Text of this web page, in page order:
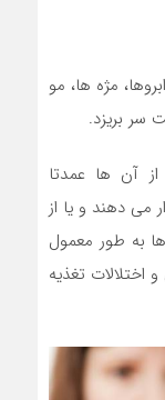
مژه ها، مو
سر بریزد.
آن ها عمدتا
می دهند و یا از
به طور معمول
اختلالات تغذیه